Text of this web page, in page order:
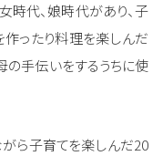
時代、娘時代があり、子
ったり料理を楽しんだ
の手伝いをするうちに使
ら子育てを楽しんだ20